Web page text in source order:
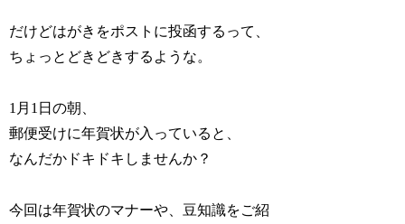
だけどはがきをポストに投函するって、
ちょっとどきどきするような。
1月1日の朝、
郵便受けに年賀状が入っていると、
なんだかドキドキしませんか？
今回は年賀状のマナーや、豆知識をご紹